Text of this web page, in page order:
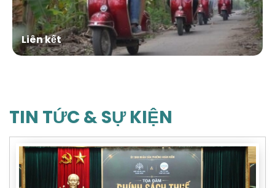
Liên kết
TIN TỨC & SỰ KIỆN